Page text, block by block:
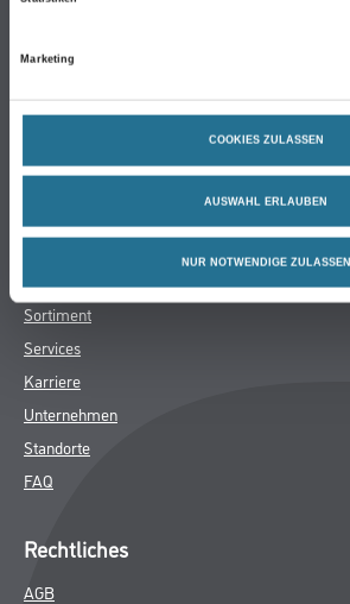
Marketing
COOKIES ZULASSEN
AUSWAHL ERLAUBEN
NUR NOTWENDIGE ZULASSEN
Putze- und Spachtelmassen
Bodenbeläge
Werkzeuge & Maschinen
Winkler & Gräbner
Sortiment
Services
Karriere
Unternehmen
Standorte
FAQ
Rechtliches
AGB